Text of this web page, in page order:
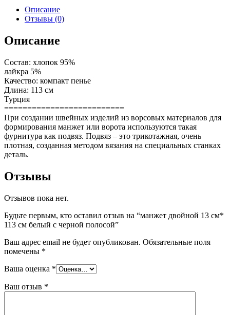
черной
Описание
Отзывы (0)
Описание
Состав: хлопок 95%
лайкра 5%
Качество: компакт пенье
Длина: 113 см
Турция
==========================
При создании швейных изделий из ворсовых материалов для
формирования манжет или ворота используются такая
фурнитура как подвяз. Подвяз – это трикотажная, очень
плотная, созданная методом вязания на специальных станках
деталь.
Отзывы
Отзывов пока нет.
Будьте первым, кто оставил отзыв на “манжет двойной 13 см*
113 см белый с черной полосой”
Ваш адрес email не будет опубликован. Обязательные поля
помечены *
Ваша оценка *
Ваш отзыв *